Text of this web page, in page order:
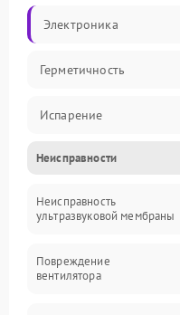
Электроника
Герметичность
Испарение
Водяной тракт
Механические
Неисправности
Неисправность
ультразвуковой мембраны
Повреждение
вентилятора